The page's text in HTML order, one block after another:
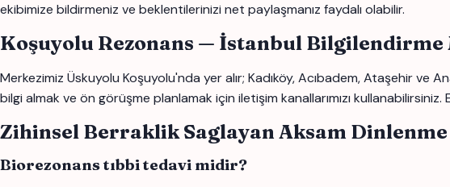
ekibimize bildirmeniz ve beklentilerinizi net paylaşmanız faydalı olabilir.
Koşuyolu Rezonans — İstanbul Bilgilendirme
Merkezimiz Üskuyolu Koşuyolu'nda yer alır; Kadıköy, Acıbadem, Ataşehir ve
bilgi almak ve ön görüşme planlamak için iletişim kanallarımızı
Zihinsel Berraklik Saglayan Aksam
Biorezonans tıbbi tedavi midir?